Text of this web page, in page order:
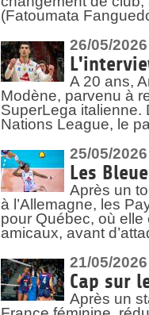
(Fatoumata
26/05/2026
A 20 ans,
Modène, parvenu à
SuperLega italienne.
Nations League, le
25/05/2026
Les
Après un
à l’Allemagne, les
pour Québec, où
amicaux, avant
21/05/2026
Cap sur
Après un